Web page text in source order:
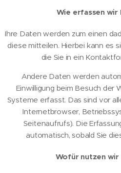
Wie erfassen wir
Ihre Daten werden zum einen
diese mitteilen. Hierbei kann es
die Sie in ein
Andere Daten werden
Einwilligung beim Besuch der
Systeme erfasst. Das sind vor
Internetbrowser,
Seitenaufrufs). Die
automatisch, sobald Sie
Wofür nutzen wir